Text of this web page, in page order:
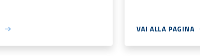
VAI ALLA PAGINA